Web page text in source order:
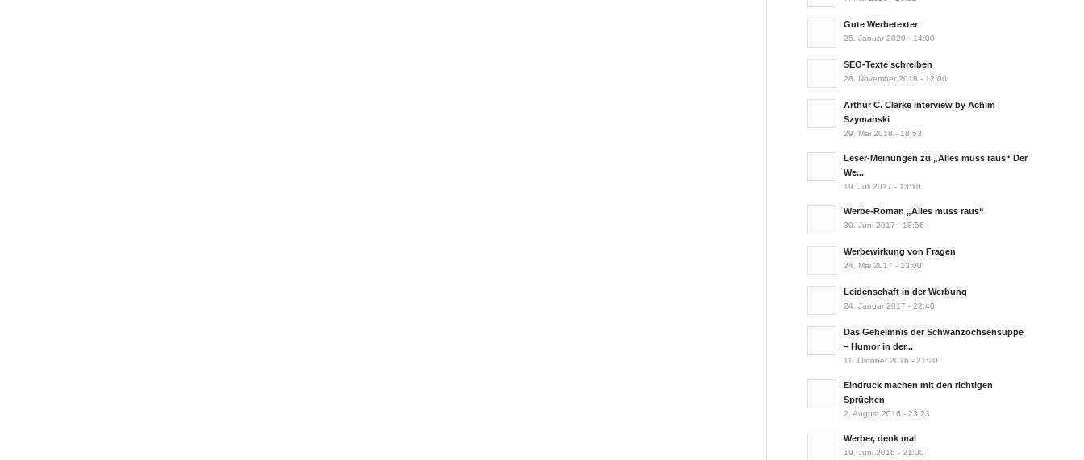
Gute Werbetexter
25. Januar 2020 - 14:00
SEO-Texte schreiben
28. November 2018 - 12:00
Arthur C. Clarke Interview by Achim
Szymanski
29. Mai 2018 - 18:53
Leser-Meinungen zu „Alles muss raus“ Der
We...
19. Juli 2017 - 13:10
Werbe-Roman „Alles muss raus“
30. Juni 2017 - 18:56
Werbewirkung von Fragen
24. Mai 2017 - 13:00
Leidenschaft in der Werbung
24. Januar 2017 - 22:40
Das Geheimnis der Schwanzochsensuppe
– Humor in der...
11. Oktober 2016 - 21:20
Eindruck machen mit den richtigen
Sprüchen
2. August 2016 - 23:23
Werber, denk mal
19. Juni 2016 - 21:00